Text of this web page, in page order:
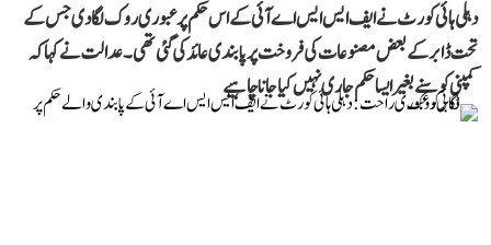
دہلی ہائی کورٹ نے ایف ایس ایس اے آئی کے اس حکم پر عبوری روک لگا دی جس کے
تحت ڈابر کے بعض مصنوعات کی فروخت پر پابندی عائد کی گئی تھی۔ عدالت نے کہا کہ
کمپنی کو سنے بغیر ایسا حکم جاری نہیں کیا جانا چاہیے